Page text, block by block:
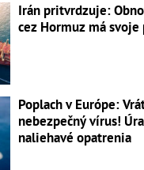
Irán pritvrdzuje:
cez Hormuz má
Poplach v Európe:
nebezpečný vírus!
naliehavé opatrenia